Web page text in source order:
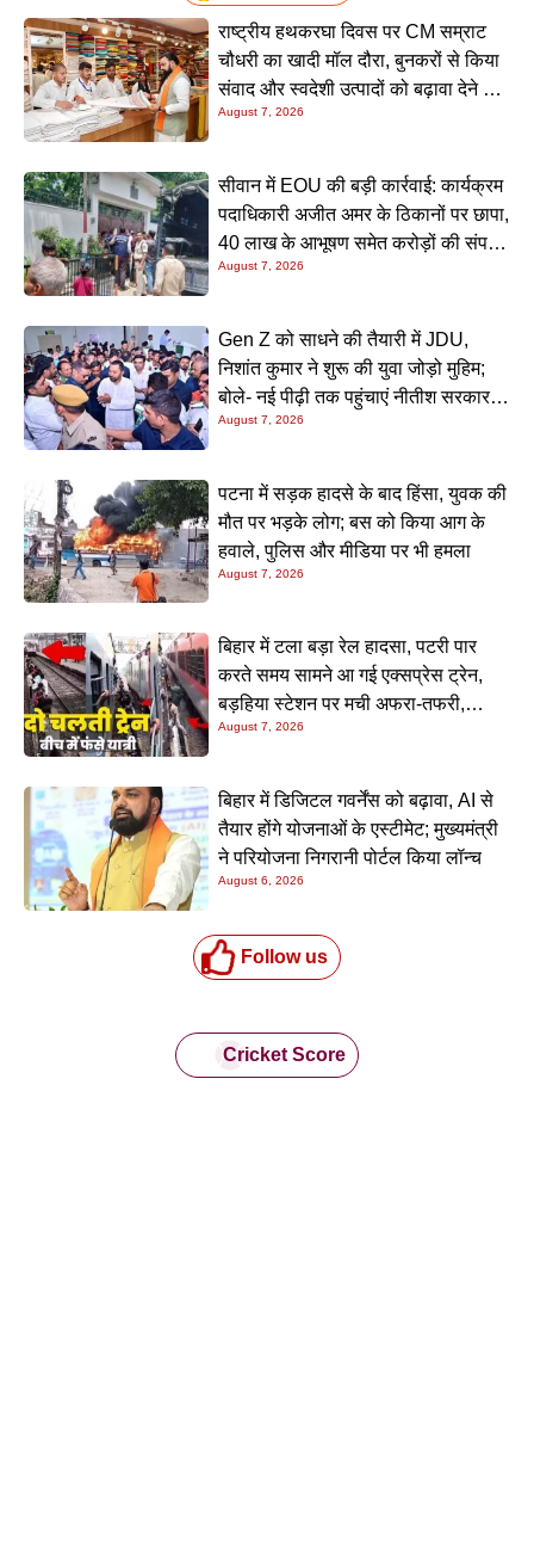
राष्ट्रीय हथकरघा दिवस पर CM सम्राट
चौधरी का खादी मॉल दौरा, बुनकरों से किया
संवाद और स्वदेशी उत्पादों को बढ़ावा देने की
अपील
August 7, 2026
सीवान में EOU की बड़ी कार्रवाई: कार्यक्रम
पदाधिकारी अजीत अमर के ठिकानों पर छापा,
40 लाख के आभूषण समेत करोड़ों की संपत्ति
की जांच शुरू
August 7, 2026
Gen Z को साधने की तैयारी में JDU,
निशांत कुमार ने शुरू की युवा जोड़ो मुहिम;
बोले- नई पीढ़ी तक पहुंचाएं नीतीश सरकार के
20 सालों के काम
August 7, 2026
पटना में सड़क हादसे के बाद हिंसा, युवक की
मौत पर भड़के लोग; बस को किया आग के
हवाले, पुलिस और मीडिया पर भी हमला
August 7, 2026
बिहार में टला बड़ा रेल हादसा, पटरी पार
करते समय सामने आ गई एक्सप्रेस ट्रेन,
बड़हिया स्टेशन पर मची अफरा-तफरी,
यात्रियों की लापरवाही आई सामने
August 7, 2026
बिहार में डिजिटल गवर्नेंस को बढ़ावा, AI से
तैयार होंगे योजनाओं के एस्टीमेट; मुख्यमंत्री
ने परियोजना निगरानी पोर्टल किया लॉन्च
August 6, 2026
Follow us
Cricket Score